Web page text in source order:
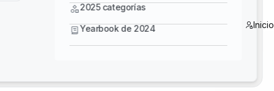
2025 categorías
Yearbook de 2024
Anteriormente
través de